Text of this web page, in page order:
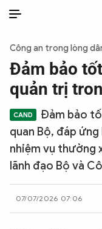
THỜI SỰ
CHỐNG DIỄN BIẾN HÒA
CÔNG AN TRONG
PHÁP LUẬT
Công an trong lòng
Đảm bảo
quản trị
Đảm bảo
quan Bộ, đáp
nhiệm vụ thường
lãnh đạo Bộ và
07/07/2026 07:06